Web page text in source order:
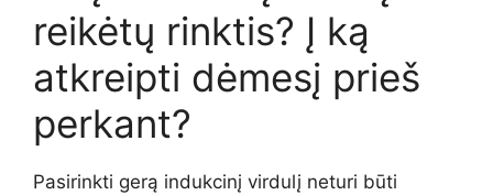
reikėtų rinktis? Į ką
atkreipti dėmesį prieš
perkant?
Pasirinkti gerą indukcinį virdulį neturi būti